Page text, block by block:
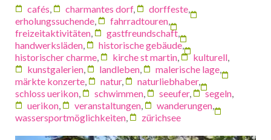
cafés
charmantes dorf, dorffeste
erholungssuchende
fahrradtouren
freizeitaktivitäten
gastfreundschaft
handwerksläden
historische gebäude,
historischer charme
kirche st martin kulturell
kunstgalerien
landleben malerische lage
märkte konzerte
natur, naturliebhaber,
schloss uerikon
schwimmen seeufer, segeln
uerikon
veranstaltungen wanderungen
wassersportmöglichkeiten
zürichsee